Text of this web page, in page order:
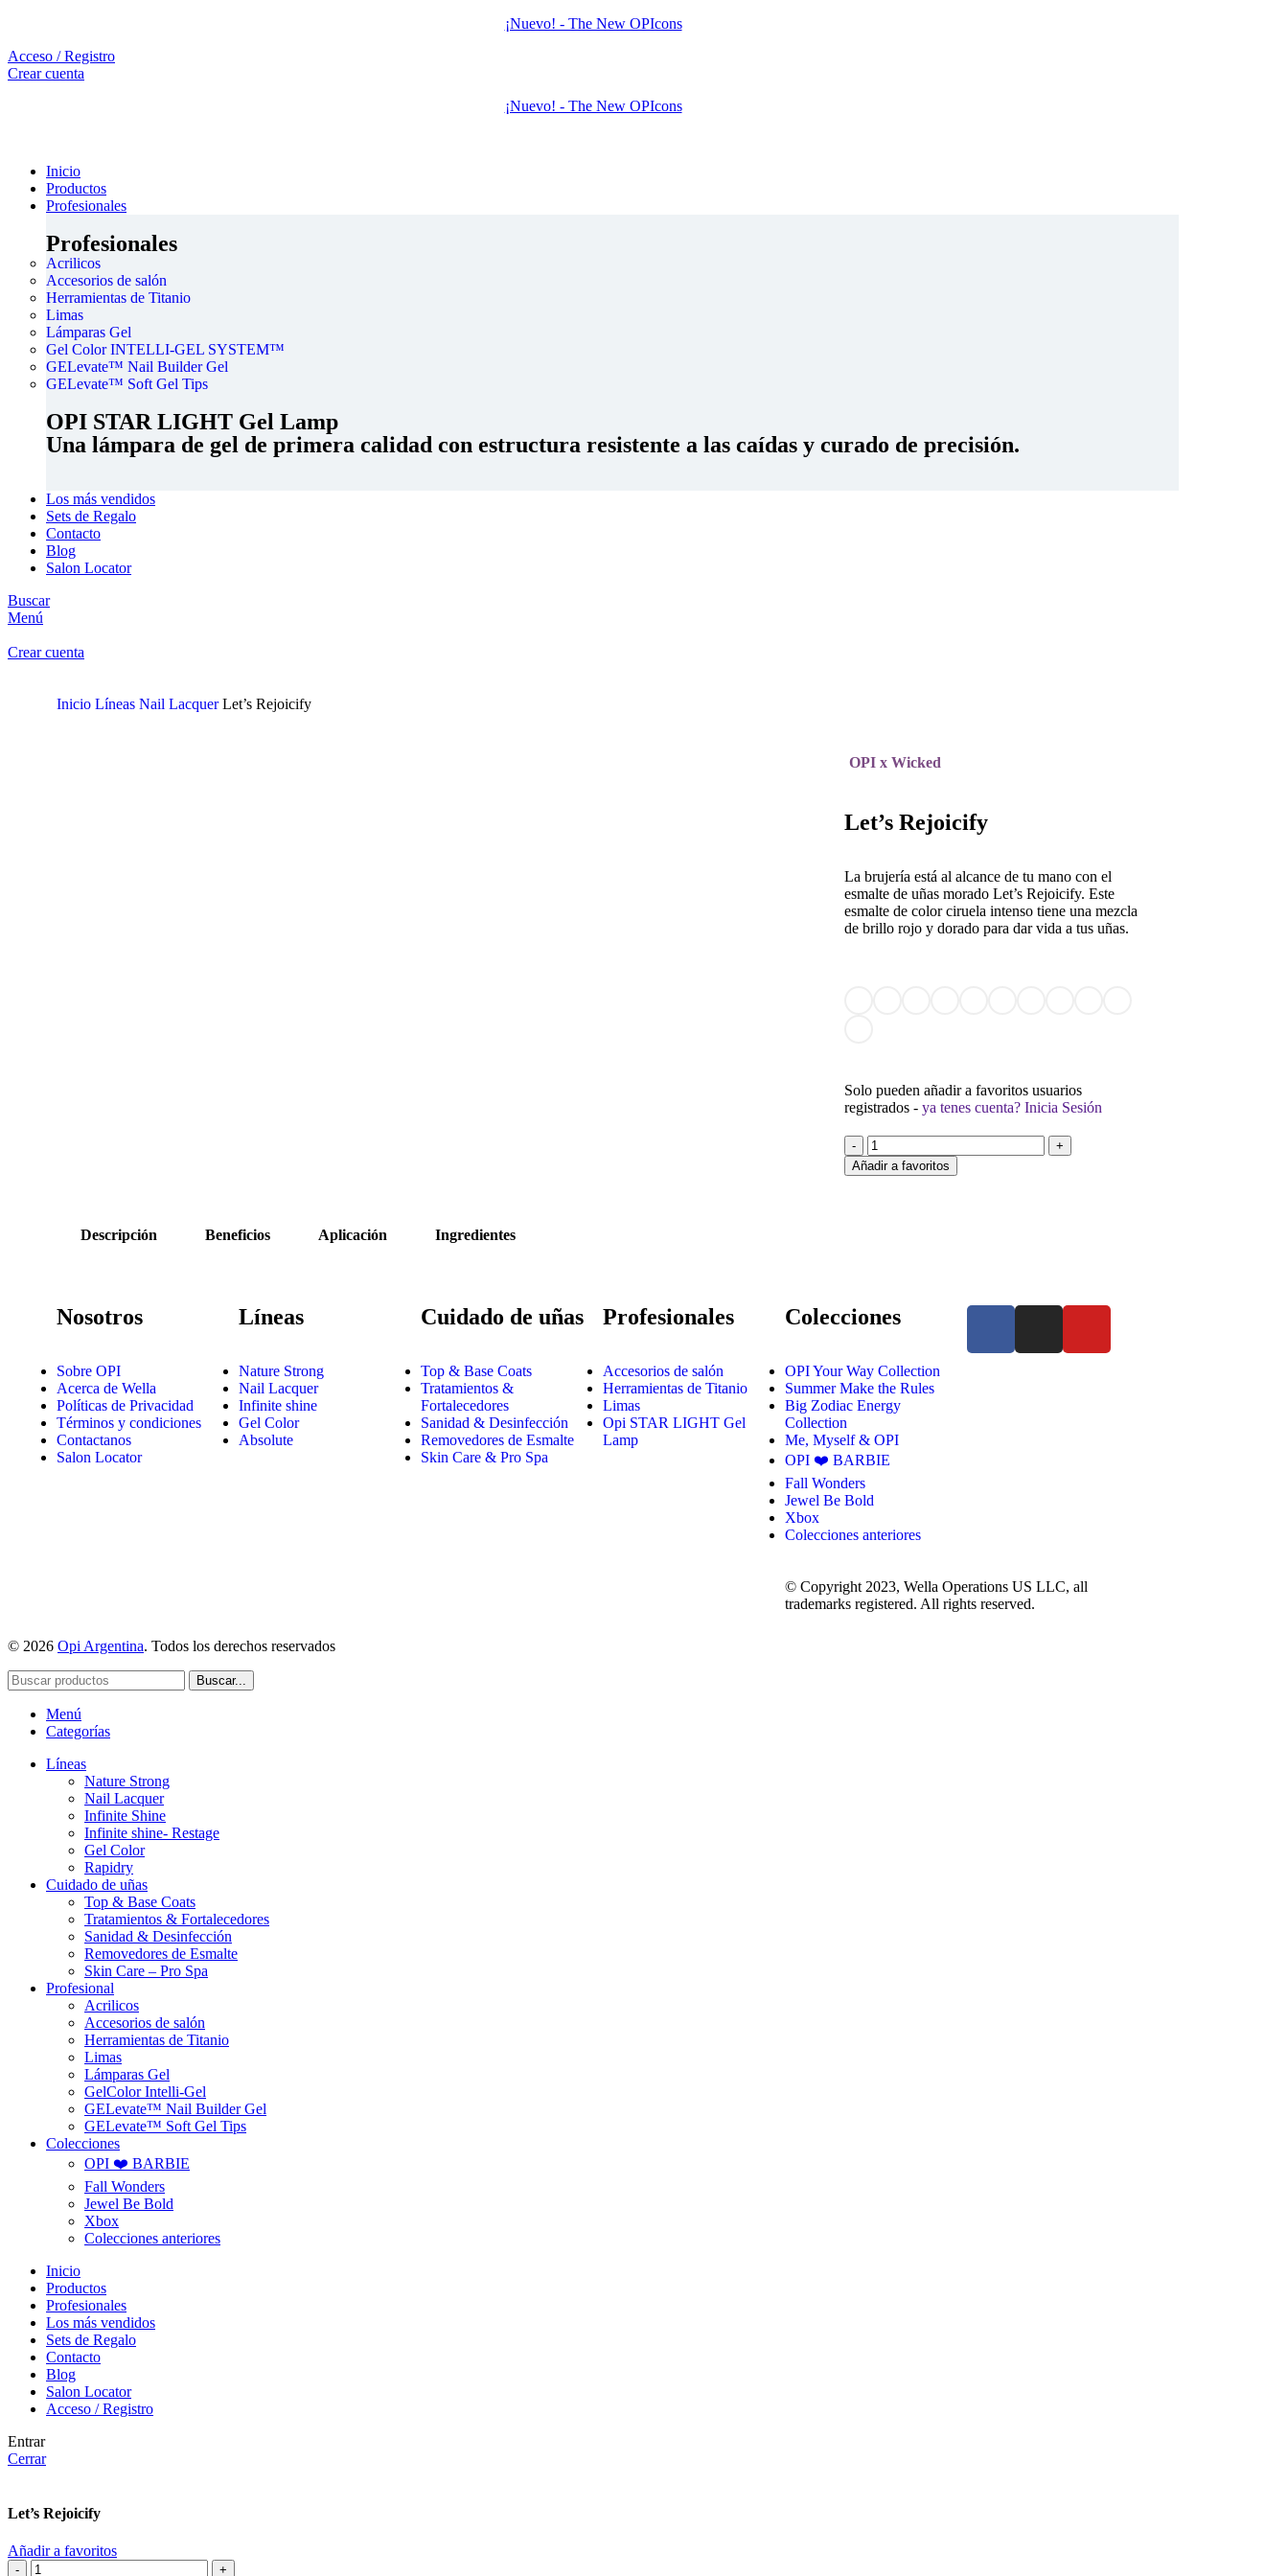
¡Nuevo! - The New OPIcons
Acceso / Registro
Crear cuenta
¡Nuevo! - The New OPIcons
Inicio
Productos
Profesionales
Profesionales
Acrilicos
Accesorios de salón
Herramientas de Titanio
Limas
Lámparas Gel
Gel Color INTELLI-GEL SYSTEM™
GELevate™ Nail Builder Gel
GELevate™ Soft Gel Tips
OPI STAR LIGHT Gel Lamp
Una lámpara de gel de primera calidad con estructura resistente a las caídas y curado de precisión.
Los más vendidos
Sets de Regalo
Contacto
Blog
Salon Locator
Buscar
Menú
Crear cuenta
Inicio Líneas Nail LacquerLet’s Rejoicify
OPI x Wicked
Let’s Rejoicify
La brujería está al alcance de tu mano con el
esmalte de uñas morado Let’s Rejoicify. Este
esmalte de color ciruela intenso tiene una mezcla
de brillo rojo y dorado para dar vida a tus uñas.
Solo pueden añadir a favoritos usuarios
registrados -ya tenes cuenta? Inicia Sesión
Añadir a favoritos
Descripción Beneficios Aplicación Ingredientes
Nosotros
Sobre OPI
Acerca de Wella
Políticas de Privacidad
Términos y condiciones
Contactanos
Salon Locator
Líneas
Nature Strong
Nail Lacquer
Infinite shine
Gel Color
Absolute
Cuidado de uñas
Top & Base Coats
Tratamientos &
Fortalecedores
Sanidad & Desinfección
Removedores de Esmalte
Skin Care & Pro Spa
Profesionales
Accesorios de salón
Herramientas de Titanio
Limas
Opi STAR LIGHT Gel
Lamp
Colecciones
OPI Your Way Collection
Summer Make the Rules
Big Zodiac Energy
Collection
Me, Myself & OPI
OPI ❤️ BARBIE
Fall Wonders
Jewel Be Bold
Xbox
Colecciones anteriores
© Copyright 2023, Wella Operations US LLC, all
trademarks registered. All rights reserved.
© 2026 Opi Argentina. Todos los derechos reservados
Buscar...
Menú
Categorías
Líneas
Nature Strong
Nail Lacquer
Infinite Shine
Infinite shine- Restage
Gel Color
Rapidry
Cuidado de uñas
Top & Base Coats
Tratamientos & Fortalecedores
Sanidad & Desinfección
Removedores de Esmalte
Skin Care – Pro Spa
Profesional
Acrilicos
Accesorios de salón
Herramientas de Titanio
Limas
Lámparas Gel
GelColor Intelli-Gel
GELevate™ Nail Builder Gel
GELevate™ Soft Gel Tips
Colecciones
OPI ❤️ BARBIE
Fall Wonders
Jewel Be Bold
Xbox
Colecciones anteriores
Inicio
Productos
Profesionales
Los más vendidos
Sets de Regalo
Contacto
Blog
Salon Locator
Acceso / Registro
Entrar
Cerrar
Let’s Rejoicify
Añadir a favoritos